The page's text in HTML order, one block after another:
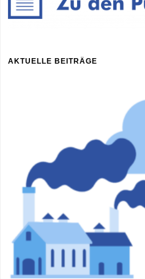
AKTUELLE BEITRÄGE